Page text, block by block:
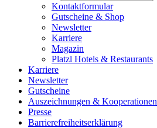
Kontaktformular
Gutscheine & Shop
Newsletter
Karriere
Magazin
Platzl Hotels & Restaurants
Karriere
Newsletter
Gutscheine
Auszeichnungen & Kooperationen
Presse
Barrierefreiheitserklärung